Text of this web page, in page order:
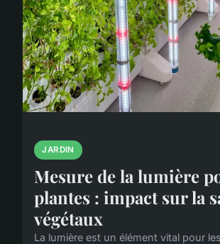
JARDIN
Mesure de la lumière
plantes : impact sur la
végétaux
La lumière est un élément vital pour